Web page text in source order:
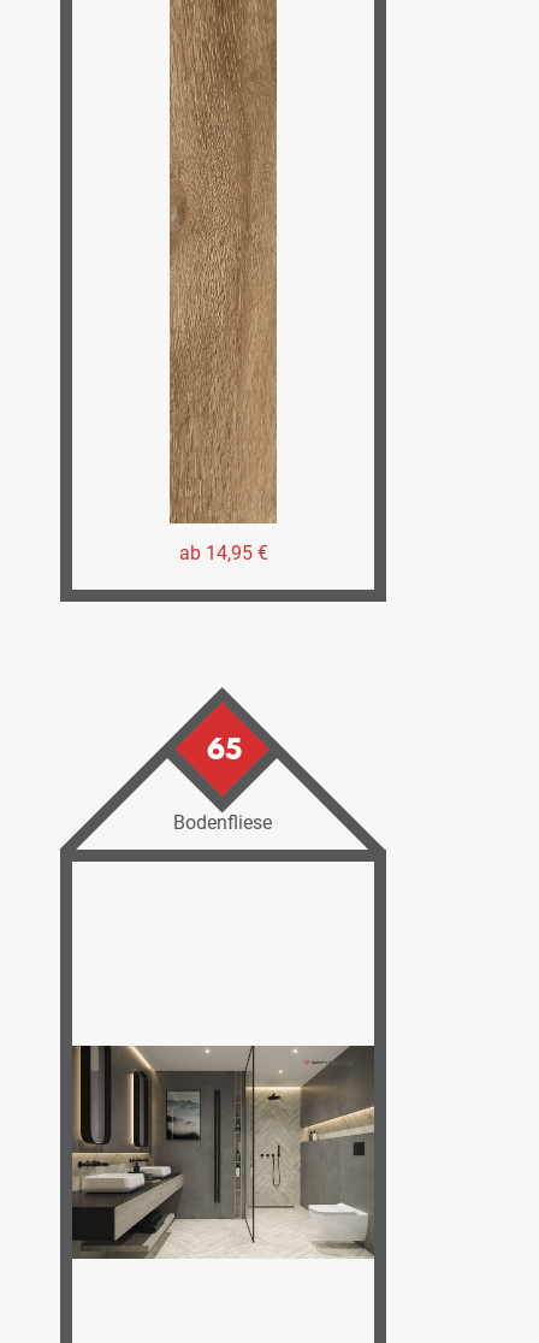
ab 14,95 €
65
Bodenfliese